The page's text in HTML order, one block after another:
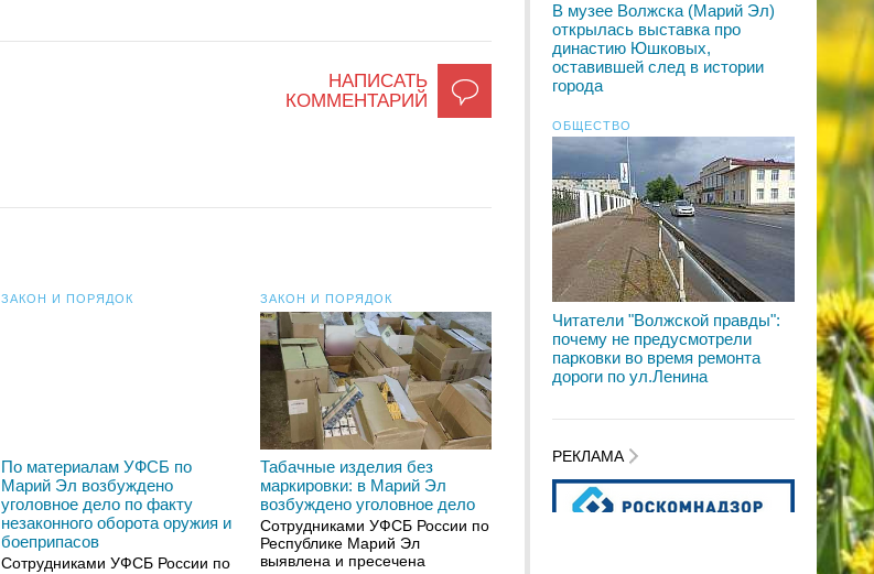
НАПИСАТЬ
КОММЕНТАРИЙ
ЗАКОН И ПОРЯДОК
По материалам УФСБ по
Марий Эл возбуждено
уголовное дело по факту
незаконного оборота оружия и
боеприпасов
Сотрудниками УФСБ России по
ЗАКОН И ПОРЯДОК
Табачные изделия без
маркировки: в Марий Эл
возбуждено уголовное дело
Сотрудниками УФСБ России по
Республике Марий Эл
выявлена и пресечена
В музее Волжска (Марий Эл)
открылась выставка про
династию Юшковых,
оставившей след в истории
города
ОБЩЕСТВО
Читатели "Волжской правды":
почему не предусмотрели
парковки во время ремонта
дороги по ул.Ленина
РЕКЛАМА